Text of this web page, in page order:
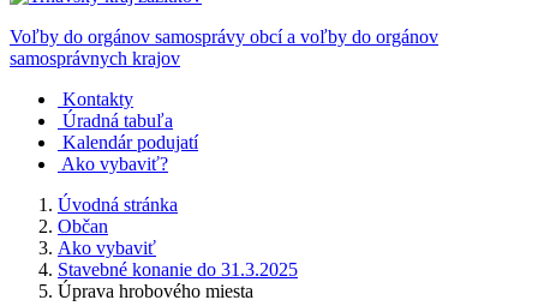
Voľby do orgánov samosprávy obcí a voľby do orgánov
samosprávnych krajov
Kontakty
Úradná tabuľa
Kalendár podujatí
Ako vybaviť?
Úvodná stránka
Občan
Ako vybaviť
Stavebné konanie do 31.3.2025
Úprava hrobového miesta